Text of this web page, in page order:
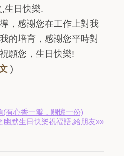
生日快樂.
，感謝您在工作上對我
的培育，感謝您平時對
願您，生日快樂!
)
(有心香一瓣，關懷一份)
幽默生日快樂祝福語,給朋友»»